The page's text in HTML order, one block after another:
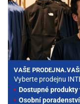
VAŠE
Vyberte prodejnu
Dostupné produkty
Osobní